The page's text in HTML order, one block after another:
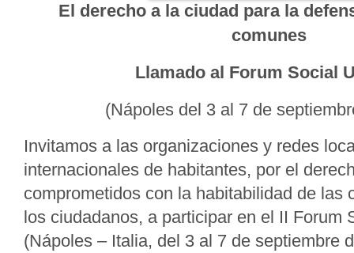
El derecho a la ciudad para la
comunes
Llamado al Forum Social
(Nápoles del 3 al 7 de
Invitamos a las organizaciones y redes
internacionales de habitantes, por el
comprometidos con la habitabilidad de las
los ciudadanos, a participar en el II Forum
(Nápoles – Italia, del 3 al 7 de septiembre